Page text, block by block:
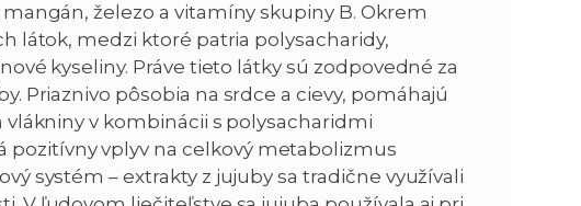
železo a vitamíny skupiny B. Okrem
látok, medzi ktoré patria polysacharidy,
kyseliny. Práve tieto látky sú zodpovedné za
Priaznivo pôsobia na srdce a cievy, pomáhajú
v kombinácii s polysacharidmi
vplyv na celkový metabolizmus
systém – extrakty z jujuby sa tradične využívali